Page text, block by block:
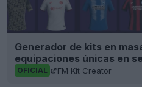
Generador de kits en
equipaciones únicas en
OFICIAL FM Kit Creator